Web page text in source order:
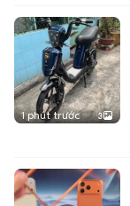
1 phút trước 3